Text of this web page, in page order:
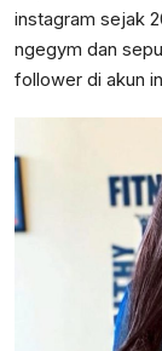
instagram sejak
ngegym dan
follower di akun